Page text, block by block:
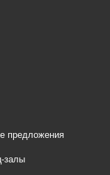
предложения
залы